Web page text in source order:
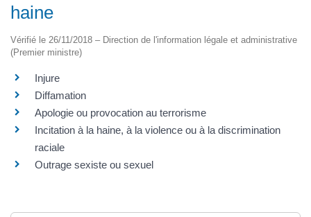
haine
Vérifié le 26/11/2018 – Direction de l'information légale et administrative
(Premier ministre)
Injure
Diffamation
Apologie ou provocation au terrorisme
Incitation à la haine, à la violence ou à la discrimination
raciale
Outrage sexiste ou sexuel